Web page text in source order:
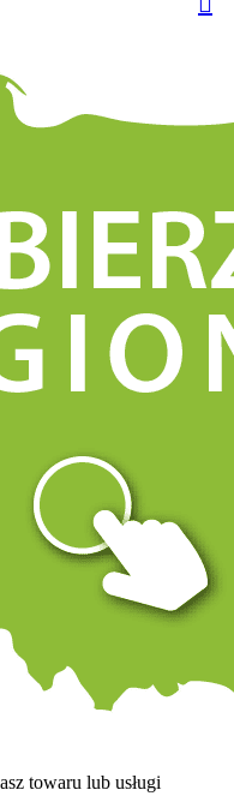
towaru lub usługi